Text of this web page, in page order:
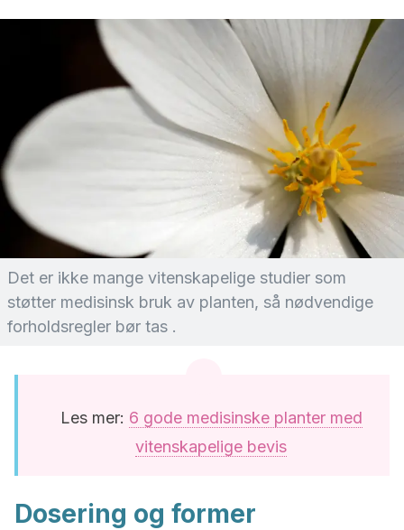
Det er ikke mange vitenskapelige studier som
støtter medisinsk bruk av planten, så nødvendige
forholdsregler bør tas .
Les mer: 6 gode medisinske planter med
vitenskapelige bevis
Dosering og former